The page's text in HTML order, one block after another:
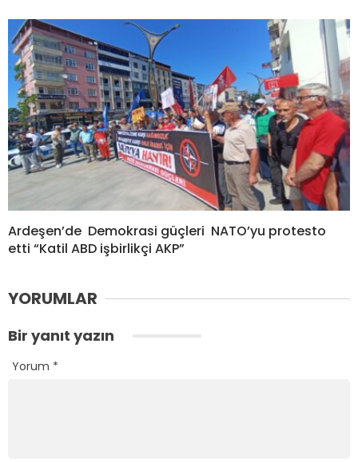
Ardeşen’de Demokrasi güçleri NATO’yu protesto
etti “Katil ABD işbirlikçi AKP”
YORUMLAR
Bir yanıt yazın
Yorum *